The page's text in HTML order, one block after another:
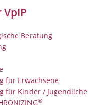
Beratung
für Erwachsene
für Kinder / Jugendliche
®